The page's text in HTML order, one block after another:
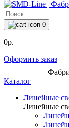
0
0р.
Оформить заказ
Каталог
Линейные
Линейные